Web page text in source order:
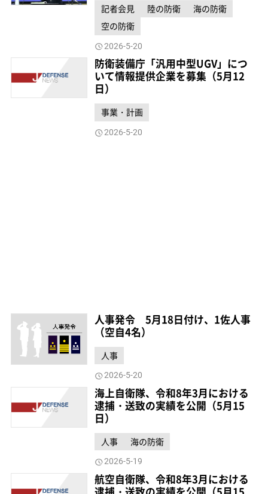
記者会見 陸の防衛
海の防衛
空の防衛
2026-5-20
防衛装備庁「汎用中型UGV」につ
いて情報提供企業を募集（5月12
日）
事業・計画
2026-5-20
人事発令 5月18日付け、1佐人事
（空自4名）
人事
2026-5-20
海上自衛隊、令和8年3月における
逮捕・送致の実績を公開（5月15
日）
人事 海の防衛
2026-5-19
航空自衛隊、令和8年3月における